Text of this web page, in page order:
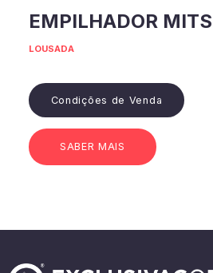
EMPILHADOR
LOUSADA
Condições de Venda
SABER MAIS